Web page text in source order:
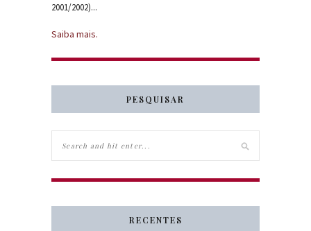
2001/2002)...
Saiba mais.
PESQUISAR
RECENTES